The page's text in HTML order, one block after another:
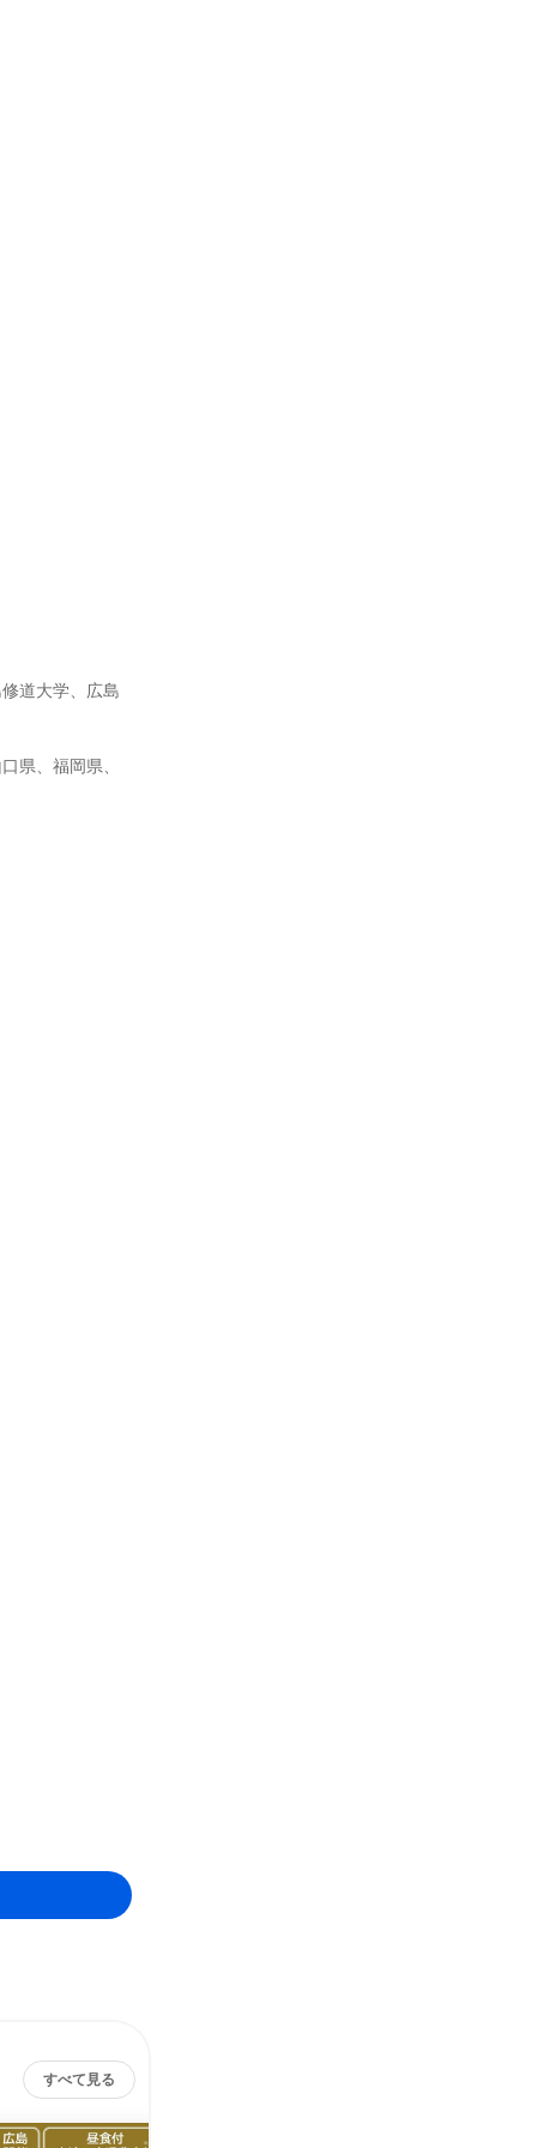
道大学、広島
県、福岡県、
すべて見る